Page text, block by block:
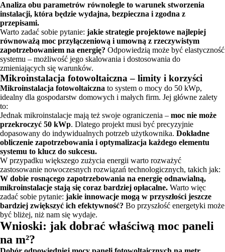
Analiza obu parametrów równolegle to warunek stworzenia
instalacji, która będzie wydajna, bezpieczna i zgodna z
przepisami.
Warto zadać sobie pytanie: jakie strategie projektowe najlepiej
równoważą moc przyłączeniową i umowną z rzeczywistym
zapotrzebowaniem na energię? Odpowiedzią może być elastyczność
systemu – możliwość jego skalowania i dostosowania do
zmieniających się warunków.
Mikroinstalacja fotowoltaiczna – limity i korzyści
Mikroinstalacja fotowoltaiczna to system o mocy do 50 kWp,
idealny dla gospodarstw domowych i małych firm. Jej główne zalety
to:
Jednak mikroinstalacje mają też swoje ograniczenia – moc nie może
przekroczyć 50 kWp. Dlatego projekt musi być precyzyjnie
dopasowany do indywidualnych potrzeb użytkownika. Dokładne
obliczenie zapotrzebowania i optymalizacja każdego elementu
systemu to klucz do sukcesu.
W przypadku większego zużycia energii warto rozważyć
zastosowanie nowoczesnych rozwiązań technologicznych, takich jak:
W dobie rosnącego zapotrzebowania na energię odnawialną,
mikroinstalacje stają się coraz bardziej opłacalne. Warto więc
zadać sobie pytanie: jakie innowacje mogą w przyszłości jeszcze
bardziej zwiększyć ich efektywność? Bo przyszłość energetyki może
być bliżej, niż nam się wydaje.
Wnioski: jak dobrać właściwą moc paneli
na m²?